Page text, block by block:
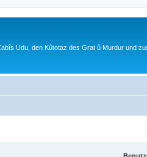
Udu, den Kûtotaz des Grat û Murdur und